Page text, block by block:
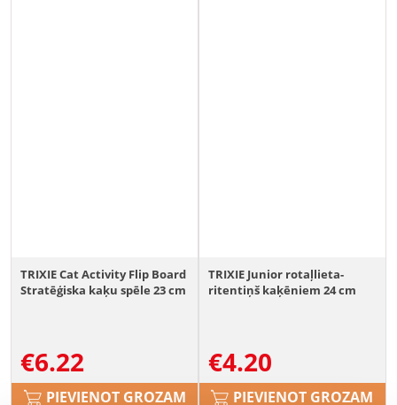
TRIXIE Cat Activity Flip Board
Stratēģiska kaķu spēle 23 cm
€6.22
PIEVIENOT GROZAM
TRIXIE Junior rotaļlieta-
ritentiņš kaķēniem 24 cm
€4.20
PIEVIENOT GROZAM